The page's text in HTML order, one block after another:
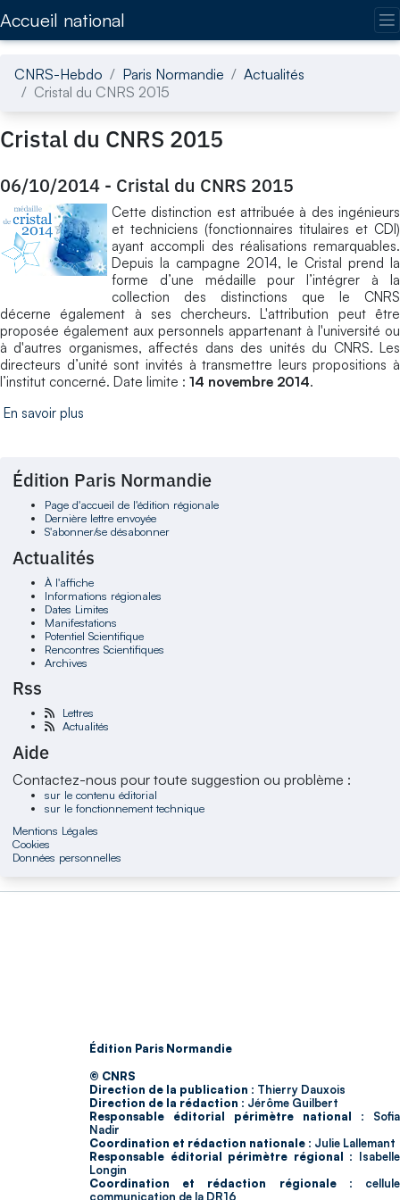
Accueil national
CNRS-Hebdo Paris Normandie
Actualités
Cristal du CNRS 2015
Cristal du CNRS 2015
06/10/2014 - Cristal du CNRS 2015
Cette distinction est attribuée à des ingénieurs
et techniciens (fonctionnaires titulaires et CDI)
ayant accompli des réalisations remarquables.
Depuis la campagne 2014, le Cristal prend la
forme d’une médaille pour l’intégrer à la
collection des distinctions que le CNRS
décerne également à ses chercheurs. L'attribution peut être
proposée également aux personnels appartenant à l'université ou
à d'autres organismes, affectés dans des unités du CNRS. Les
directeurs d’unité sont invités à transmettre leurs propositions à
l’institut concerné. Date limite : 14 novembre 2014.
En savoir plus
Édition Paris Normandie
Page d'accueil de l'édition régionale
Dernière lettre envoyée
S'abonner/se désabonner
Actualités
À l'affiche
Informations régionales
Dates Limites
Manifestations
Potentiel Scientifique
Rencontres Scientifiques
Archives
Rss
Lettres
Actualités
Aide
Contactez-nous pour toute suggestion ou problème :
sur le contenu éditorial
sur le fonctionnement technique
Mentions Légales
Cookies
Données personnelles
Édition Paris Normandie
© CNRS
Direction de la publication : Thierry Dauxois
Direction de la rédaction : Jérôme Guilbert
Responsable éditorial périmètre national : Sofia
Nadir
Coordination et rédaction nationale : Julie Lallemant
Responsable éditorial périmètre régional : Isabelle
Longin
Coordination et rédaction régionale : cellule
communication de la DR16